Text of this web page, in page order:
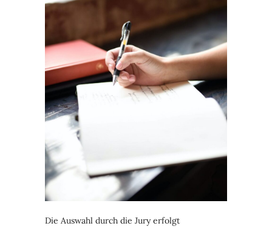
Die Auswahl durch die Jury erfolgt